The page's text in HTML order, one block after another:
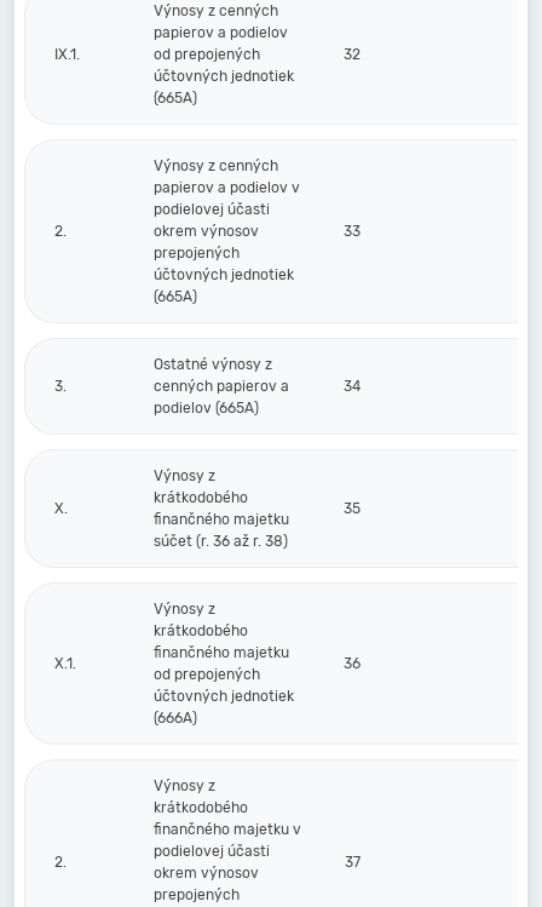
IX.1.
Výnosy z cenných
papierov a podielov
od prepojených
účtovných jednotiek
(665A)
32
2.
Výnosy z cenných
papierov a podielov v
podielovej účasti
okrem výnosov
prepojených
účtovných jednotiek
(665A)
33
3.
Ostatné výnosy z
cenných papierov a
podielov (665A)
34
X.
Výnosy z
krátkodobého
finančného majetku
súčet (r. 36 až r. 38)
35
X.1.
Výnosy z
krátkodobého
finančného majetku
od prepojených
účtovných jednotiek
(666A)
36
2.
Výnosy z
krátkodobého
finančného majetku v
podielovej účasti
okrem výnosov
prepojených
37